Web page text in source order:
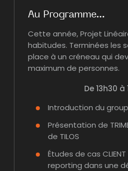
Au Programme…
Cette année, Projet
habitudes. Terminées les
place à un créneau qui
maximum de personnes.
De 13h30 à
Introduction du
Présentation de
de TILOS
Études de cas
reporting dans une